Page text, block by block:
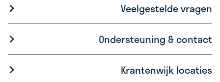
Veelgestelde vragen
Ondersteuning & contact
Krantenwijk locaties